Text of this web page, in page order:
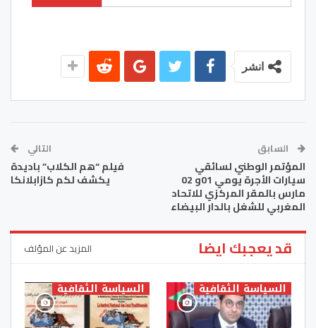
انشر
السابق
المؤتمر الوطني لسائقي
سيارات الأجرة يومي 01و 02
مارس بالمقر المركزي للاتحاد
المغربي للشغل بالدار البيضاء
التالي
فيلم “هم الكلاب” باديدة
يكشف لكم كازابلانكا
قد يعجبك ايضا المزيد عن المؤلف
السياسة الثقافية السياسة الثقافية